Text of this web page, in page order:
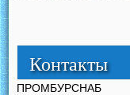
Контакты
ПРОМБУРСНАБ